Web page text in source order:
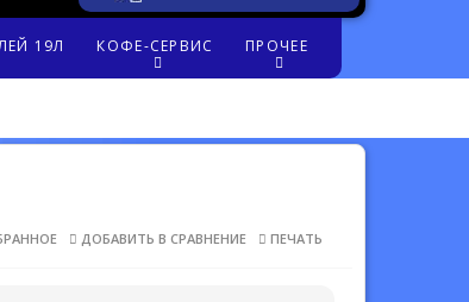
19Л КОФЕ-СЕРВИС ПРОЧЕЕ
ДОБАВИТЬ В СРАВНЕНИЕ ПЕЧАТЬ